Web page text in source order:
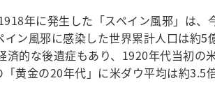
年に発生した「スペイン風邪」は
ン風邪に感染した世界累計人口は約
的な後遺症もあり、1920年代当初
黄金の20年代」に米ダウ平均は約3.5